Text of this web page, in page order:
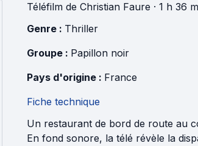
Téléfilm de Christian Faure · 1 h 36
Genre : Thriller
Groupe : Papillon noir
Pays d'origine : France
Fiche technique
Un restaurant de bord de route au
En fond sonore, la télé révèle la